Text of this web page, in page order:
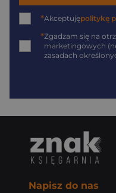
*Akceptujępolitykę
*Zgadzam się na
marketingowych
zasadach
Napisz do nas